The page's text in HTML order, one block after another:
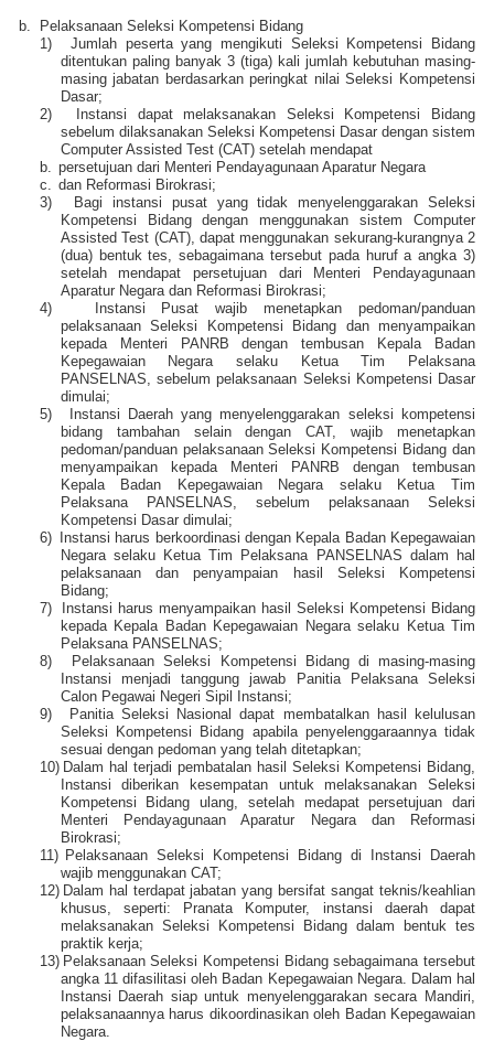
b.
Pelaksanaan Seleksi Kompetensi Bidang
1)
Jumlah peserta yang mengikuti Seleksi Kompetensi Bidang
ditentukan paling banyak 3 (tiga) kali jumlah kebutuhan masing-
masing jabatan berdasarkan peringkat nilai Seleksi Kompetensi
Dasar;
2)
Instansi dapat melaksanakan Seleksi Kompetensi Bidang
sebelum dilaksanakan Seleksi Kompetensi Dasar dengan sistem
Computer Assisted Test (CAT) setelah mendapat
b.
persetujuan dari Menteri Pendayagunaan Aparatur Negara
c.
dan Reformasi Birokrasi;
3)
Bagi instansi pusat yang tidak menyelenggarakan Seleksi
Kompetensi Bidang dengan menggunakan sistem Computer
Assisted Test (CAT), dapat menggunakan sekurang-kurangnya 2
(dua) bentuk tes, sebagaimana tersebut pada huruf a angka 3)
setelah mendapat persetujuan dari Menteri Pendayagunaan
Aparatur Negara dan Reformasi Birokrasi;
4)
Instansi Pusat wajib menetapkan pedoman/panduan
pelaksanaan Seleksi Kompetensi Bidang dan menyampaikan
kepada Menteri PANRB dengan tembusan Kepala Badan
Kepegawaian Negara selaku Ketua Tim Pelaksana
PANSELNAS, sebelum pelaksanaan Seleksi Kompetensi Dasar
dimulai;
5)
Instansi Daerah yang menyelenggarakan seleksi kompetensi
bidang tambahan selain dengan CAT, wajib menetapkan
pedoman/panduan pelaksanaan Seleksi Kompetensi Bidang dan
menyampaikan kepada Menteri PANRB dengan tembusan
Kepala Badan Kepegawaian Negara selaku Ketua Tim
Pelaksana PANSELNAS, sebelum pelaksanaan Seleksi
Kompetensi Dasar dimulai;
6)
Instansi harus berkoordinasi dengan Kepala Badan Kepegawaian
Negara selaku Ketua Tim Pelaksana PANSELNAS dalam hal
pelaksanaan dan penyampaian hasil Seleksi Kompetensi
Bidang;
7)
Instansi harus menyampaikan hasil Seleksi Kompetensi Bidang
kepada Kepala Badan Kepegawaian Negara selaku Ketua Tim
Pelaksana PANSELNAS;
8)
Pelaksanaan Seleksi Kompetensi Bidang di masing-masing
Instansi menjadi tanggung jawab Panitia Pelaksana Seleksi
Calon Pegawai Negeri Sipil Instansi;
9)
Panitia Seleksi Nasional dapat membatalkan hasil kelulusan
Seleksi Kompetensi Bidang apabila penyelenggaraannya tidak
sesuai dengan pedoman yang telah ditetapkan;
10) Dalam hal terjadi pembatalan hasil Seleksi Kompetensi Bidang,
Instansi diberikan kesempatan untuk melaksanakan Seleksi
Kompetensi Bidang ulang, setelah medapat persetujuan dari
Menteri Pendayagunaan Aparatur Negara dan Reformasi
Birokrasi;
11) Pelaksanaan Seleksi Kompetensi Bidang di Instansi Daerah
wajib menggunakan CAT;
12) Dalam hal terdapat jabatan yang bersifat sangat teknis/keahlian
khusus, seperti: Pranata Komputer, instansi daerah dapat
melaksanakan Seleksi Kompetensi Bidang dalam bentuk tes
praktik kerja;
13) Pelaksanaan Seleksi Kompetensi Bidang sebagaimana tersebut
angka 11 difasilitasi oleh Badan Kepegawaian Negara. Dalam hal
Instansi Daerah siap untuk menyelenggarakan secara Mandiri,
pelaksanaannya harus dikoordinasikan oleh Badan Kepegawaian
Negara.